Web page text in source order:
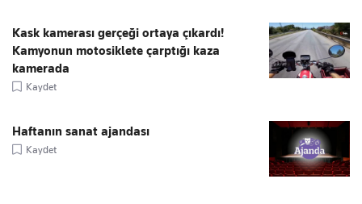
Kask kamerası gerçeği ortaya çıkardı!
Kamyonun motosiklete çarptığı kaza
kamerada
Kaydet
Haftanın sanat ajandası
Kaydet